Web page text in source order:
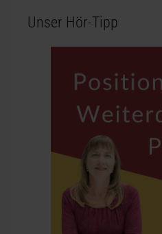
Unser Hör-Tipp